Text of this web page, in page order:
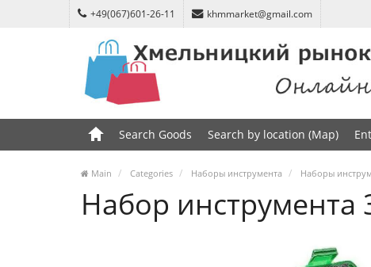
+49(067)601-26-11 khmmarket@gmail.com
Search Goods Search by location (Map)
Main Categories Наборы инструмента Наборы
Набор инструмента